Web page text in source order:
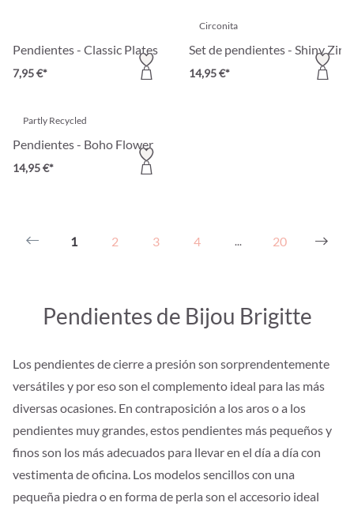
Pendientes - Classic Plates
7,95 €*
Circonita
Set de pendientes - Shiny
14,95 €*
Partly Recycled
Pendientes - Boho Flower
14,95 €*
1 2 3 4 ... 20
Pendientes de Bijou Brigitte
Los pendientes de cierre a presión son sorprendentemente
versátiles y por eso son el complemento ideal para las más
diversas ocasiones. En contraposición a los aros o a los
pendientes muy grandes, estos pendientes más pequeños y
finos son los más adecuados para llevar en el día a día con
vestimenta de oficina. Los modelos sencillos con una
pequeña piedra o en forma de perla son el accesorio ideal